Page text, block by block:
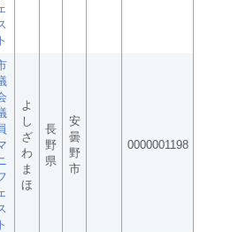
ト
ト
よ
し
ざ
わ
ま
ほ
長
野
県
安
曇
野
市
0000001198